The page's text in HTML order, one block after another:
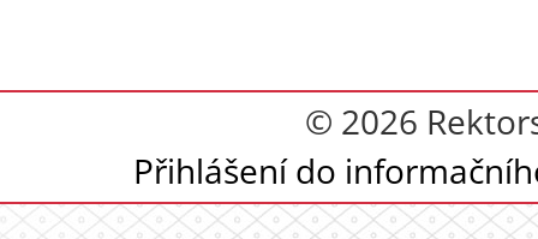
© 2026
Přihlášení do